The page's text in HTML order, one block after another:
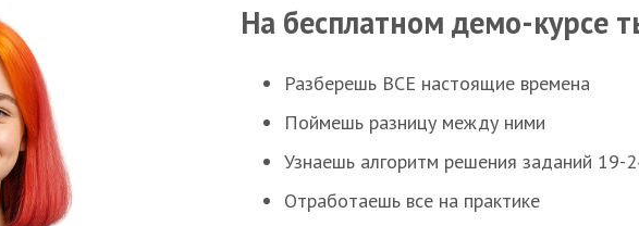
На бесплатном демо-курсе
Разберешь ВСЕ настоящие времена
Поймешь разницу между ними
Узнаешь алгоритм решения заданий 19-
Отработаешь все на практике